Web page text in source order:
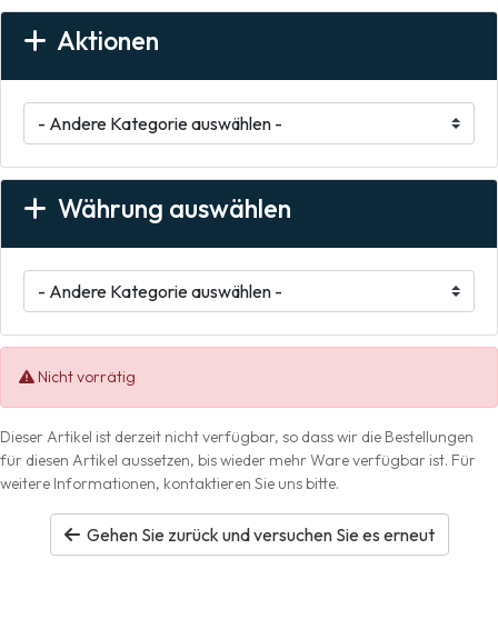
Aktionen
Währung auswählen
Nicht vorrätig
Dieser Artikel ist derzeit nicht verfügbar, so dass wir die Bestellungen
für diesen Artikel aussetzen, bis wieder mehr Ware verfügbar ist. Für
weitere Informationen, kontaktieren Sie uns bitte.
Gehen Sie zurück und versuchen Sie es erneut